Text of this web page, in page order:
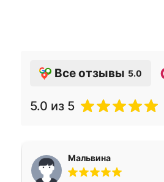
Все отзывы 5.0
5.0 из 5
Мальвина